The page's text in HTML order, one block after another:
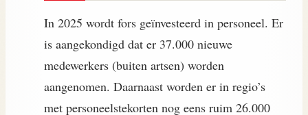
In 2025 wordt fors geïnvesteerd in personeel. Er
is aangekondigd dat er 37.000 nieuwe
medewerkers (buiten artsen) worden
aangenomen. Daarnaast worden er in regio’s
met personeelstekorten nog eens ruim 26.000